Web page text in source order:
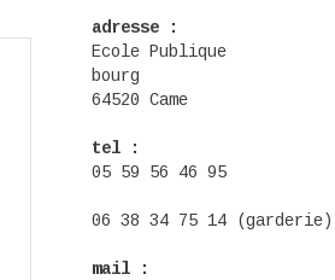
adresse :
Ecole Publique
bourg
64520 Came
tel :
05 59 56 46 95
06 38 34 75 14 (garderie)
mail :